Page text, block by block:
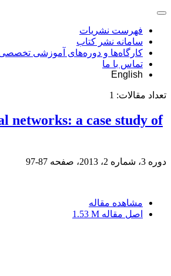
فهرست نشریات
سامانه نشر کتاب
کارگاه‌ها و دوره‌های آموزشی
تماس با ما
English
تعداد مقالات: 1
networks: a case study of
دوره 3، شماره 2، 2013، صفحه 87-97
مشاهده مقاله
اصل مقاله 1.53 M